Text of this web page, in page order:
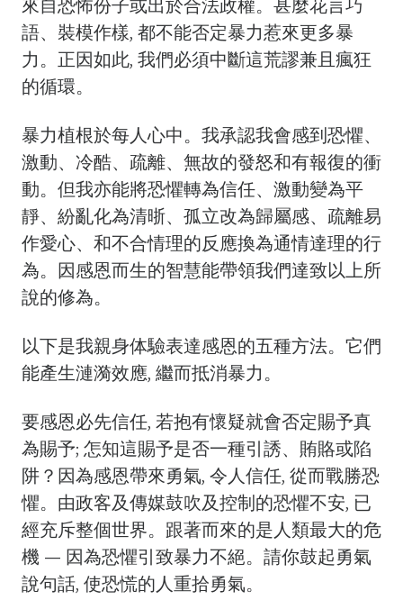
來自恐怖份子或出於合法政權。甚麼花言巧
語、裝模作樣, 都不能否定暴力惹來更多暴
力。正因如此, 我們必須中斷這荒謬兼且瘋狂
的循環。
暴力植根於每人心中。我承認我會感到恐懼、
激動、冷酷、疏離、無故的發怒和有報復的衝
動。但我亦能將恐懼轉為信任、激動變為平
靜、紛亂化為清晣、孤立改為歸屬感、疏離易
作愛心、和不合情理的反應換為通情達理的行
為。因感恩而生的智慧能帶領我們達致以上所
說的修為。
以下是我親身体驗表達感恩的五種方法。它們
能產生漣漪效應, 繼而抵消暴力。
要感恩必先信任, 若抱有懷疑就會否定賜予真
為賜予; 怎知這賜予是否一種引誘、賄賂或陷
阱？因為感恩帶來勇氣, 令人信任, 從而戰勝恐
懼。由政客及傳媒鼓吹及控制的恐懼不安, 已
經充斥整個世界。跟著而來的是人類最大的危
機 — 因為恐懼引致暴力不絕。請你鼓起勇氣
說句話, 使恐慌的人重拾勇氣。